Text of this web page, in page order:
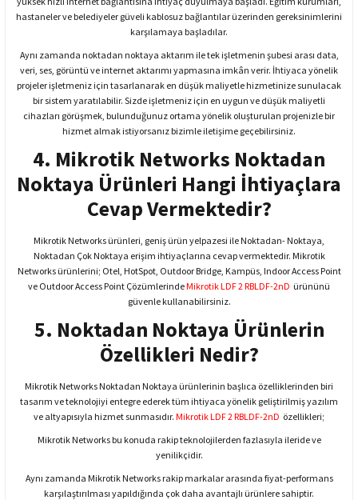
hastaneler ve belediyeler güveli kablosuz bağlantılar üzerinden gereksinimlerini
karşılamaya başladılar.
Aynı zamanda noktadan noktaya aktarım ile tek işletmenin şubesi arası data,
veri, ses, görüntü ve internet aktarımı yapmasına imkân verir. İhtiyaca yönelik
projeler işletmeniz için tasarlanarak en düşük maliyetle hizmetinize sunulacak
bir sistem yaratılabilir. Sizde işletmeniz için en uygun ve düşük maliyetli
cihazları görüşmek, bulunduğunuz ortama yönelik oluşturulan projenizle bir
hizmet almak istiyorsanız bizimle iletişime geçebilirsiniz.
4. Mikrotik Networks Noktadan
Noktaya Ürünleri Hangi İhtiyaçlara
Cevap Vermektedir?
Mikrotik Networks ürünleri, geniş ürün yelpazesi ile Noktadan- Noktaya,
Noktadan Çok Noktaya erişim ihtiyaçlarına cevap vermektedir. Mikrotik
Networks ürünlerini; Otel, HotSpot, Outdoor Bridge, Kampüs, Indoor Access Point
ve Outdoor Access Point ÇözümlerindeMikrotik LDF 2 RBLDF-2nD ürününü
güvenle kullanabilirsiniz.
5. Noktadan Noktaya Ürünlerin
Özellikleri Nedir?
Mikrotik Networks Noktadan Noktaya ürünlerinin başlıca özelliklerinden biri
tasarım ve teknolojiyi entegre ederek tüm ihtiyaca yönelik geliştirilmiş yazılım
ve altyapısıyla hizmet sunmasıdır. Mikrotik LDF 2 RBLDF-2nD özellikleri;
Mikrotik Networks bu konuda rakip teknolojilerden fazlasıyla ileride ve
yenilikçidir.
Aynı zamanda Mikrotik Networks rakip markalar arasında fiyat-performans
karşılaştırılması yapıldığında çok daha avantajlı ürünlere sahiptir.